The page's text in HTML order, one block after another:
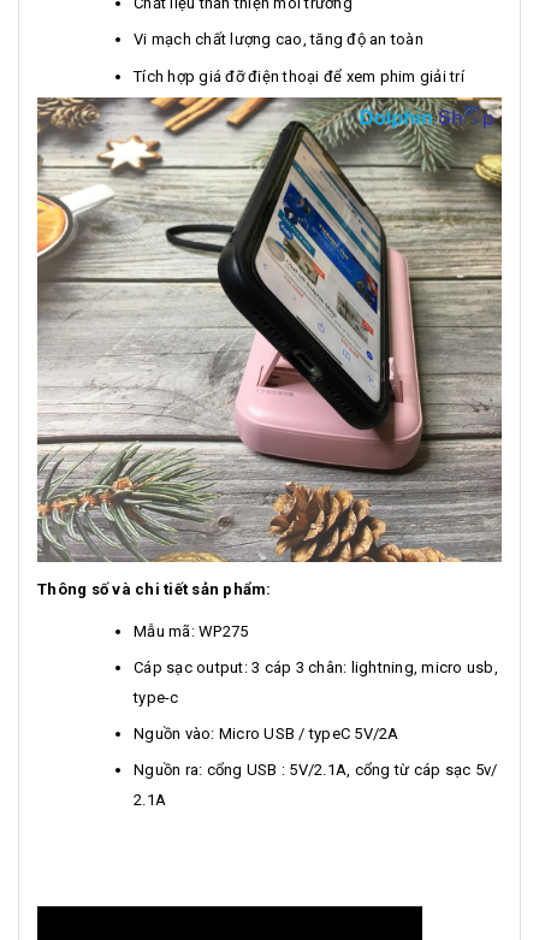
Vi mạch chất lượng cao, tăng độ an toàn
Tích hợp giá đỡ điện thoại để xem phim giải trí
Thông số và chi tiết sản phẩm:
Mẫu mã: WP275
Cáp sạc output: 3 cáp 3 chân: lightning, micro usb,
type-c
Nguồn vào: Micro USB / typeC 5V/2A
Nguồn ra: cổng USB : 5V/2.1A, cổng từ cáp sạc 5v/
2.1A